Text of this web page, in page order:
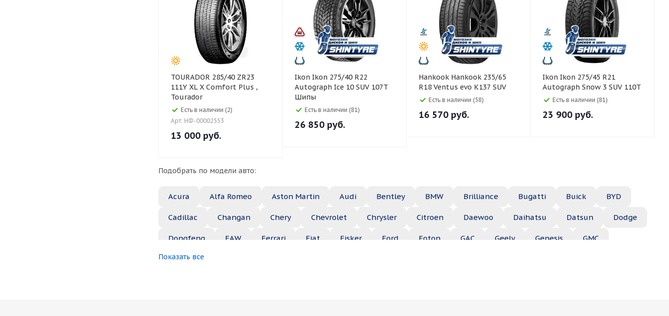
TOURADOR 285/40 ZR23
111Y XL X Comfort Plus ,
Tourador
Есть в наличии (2)
Арт: НФ-00002553
13 000 руб.
Ikon Ikon 275/40 R22
Autograph Ice 10 SUV 107T
Шипы
Есть в наличии (81)
26 850 руб.
Hankook Hankook 235/65
R18 Ventus evo K137 SUV
110VЕсть в наличии (58)
16 570 руб.
Ikon Ikon 275/45 R21
Autograph Snow 3 SUV 110T
Есть в наличии (81)
23 900 руб.
Подобрать по модели авто:
Acura Alfa Romeo Aston Martin Audi Bentley BMW Brilliance Bugatti Buick BYD
Cadillac Changan Chery Chevrolet Chrysler Citroen Daewoo Daihatsu Datsun Dodge
Dongfeng FAW Ferrari Fiat Fisker Ford Foton GAC Geely Genesis GMC
Great Wall
Показать все